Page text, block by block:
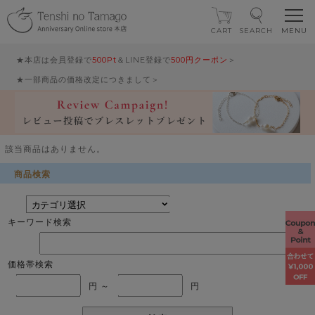
★本店は会員登録で500Pt ＆LINE登録で500円クーポン ＞
★一部商品の価格改定につきまして＞
CART SEARCH
該当商品はありません。
商品検索
キーワード検索
価格帯検索
円 ～ 円